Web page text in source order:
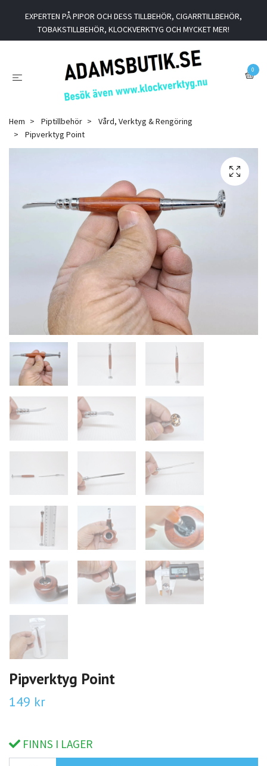
EXPERTEN PÅ PIPOR OCH DESS TILLBEHÖR, CIGARRTILLBEHÖR,
TOBAKSTILLBEHÖR, KLOCKVERKTYG OCH MYCKET MER!
0
Hem Piptillbehör
Vård, Verktyg & Rengöring
Pipverktyg Point
Pipverktyg Point
149 kr
FINNS I LAGER